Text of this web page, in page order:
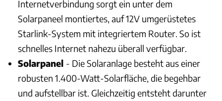
Internetverbindung sorgt ein unter dem
Solarpaneel montiertes, auf 12V umgerüstetes
Starlink-System mit integriertem Router. So ist
schnelles Internet nahezu überall verfügbar.
Solarpanel - Die Solaranlage besteht aus einer
robusten 1.400-Watt-Solarfläche, die begehbar
und aufstellbar ist. Gleichzeitig entsteht darunter